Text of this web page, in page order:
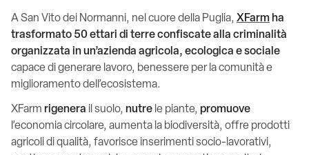
A San Vito dei Normanni, nel cuore della Puglia, XFarm ha
trasformato 50 ettari di terre confiscate alla criminalità
organizzata in un’azienda agricola, ecologica e sociale
capace di generare lavoro, benessere per la comunità e
miglioramento dell’ecosistema.
XFarm rigenera il suolo, nutre le piante, promuove
l’economia circolare, aumenta la biodiversità, offre prodotti
agricoli di qualità, favorisce inserimenti socio-lavorativi,